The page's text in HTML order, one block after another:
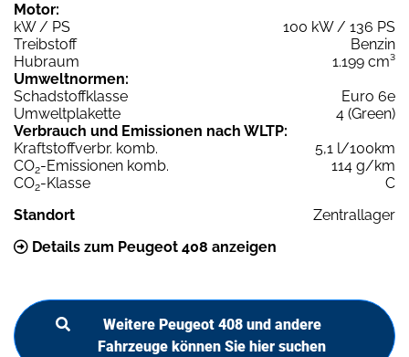
Motor:
kW / PS
100 kW / 136 PS
Treibstoff
Benzin
Hubraum
1.199 cm³
Umweltnormen:
Schadstoffklasse
Euro 6e
Umweltplakette
4 (Green)
Verbrauch und Emissionen nach WLTP:
Kraftstoffverbr. komb.
5,1 l/100km
CO2-Emissionen komb.
114 g/km
CO2-Klasse
C
Standort
Zentrallager
Details zum Peugeot 408 anzeigen
Weitere Peugeot 408 und andere
Fahrzeuge können Sie hier suchen